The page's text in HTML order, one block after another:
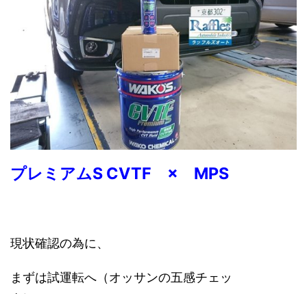
プレミアムS CVTF × MPS
現状確認の為に、
まずは試運転へ（オッサンの五感チェッ